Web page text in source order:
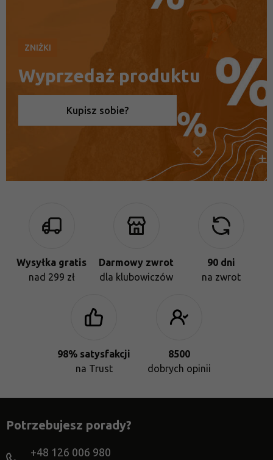
ZNIŻKI
Wyprzedaż produktu
Kupisz sobie?
Wysyłka gratis
nad 299 zł
Darmowy zwrot
dla klubowiczów
90 dni
na zwrot
98% satysfakcji
na Trust
8500
dobrych opinii
Potrzebujesz porady?
+48 126 006 980